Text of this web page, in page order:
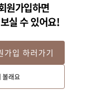
후, 다리에 붙어있는 눈과 입을 제
거하고, 가운데 부분이 2센치정
원가입하면
실 수 있어요!
입 하러가기
볼래요